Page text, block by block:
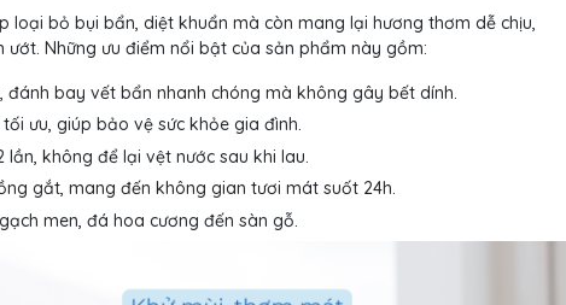
loại bỏ bụi bẩn, diệt khuẩn mà còn mang lại hương thơm dễ chịu,
Những ưu điểm nổi bật của sản phẩm này gồm:
đánh bay vết bẩn nhanh chóng mà không gây bết dính.
ưu, giúp bảo vệ sức khỏe gia đình.
lần, không để lại vệt nước sau khi lau.
gắt, mang đến không gian tươi mát suốt 24h.
men, đá hoa cương đến sàn gỗ.